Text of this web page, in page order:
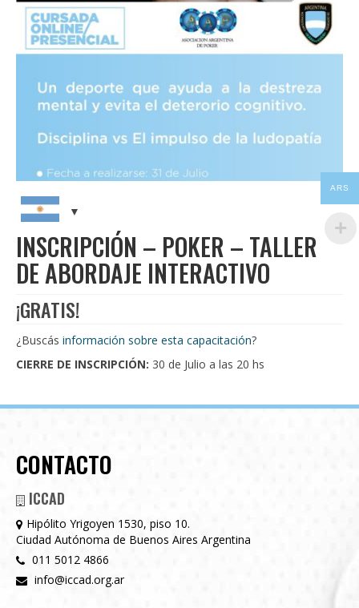
INSCRIPCIÓN – POKER – TALLER
DE ABORDAJE INTERACTIVO
¡GRATIS!
¿Buscás información sobre esta capacitación?
CIERRE DE INSCRIPCIÓN: 30 de Julio a las 20 hs
CONTACTO
ICCAD
Hipólito Yrigoyen 1530, piso 10.
Ciudad Autónoma de Buenos Aires Argentina
011 5012 4866
info@iccad.org.ar
ARS